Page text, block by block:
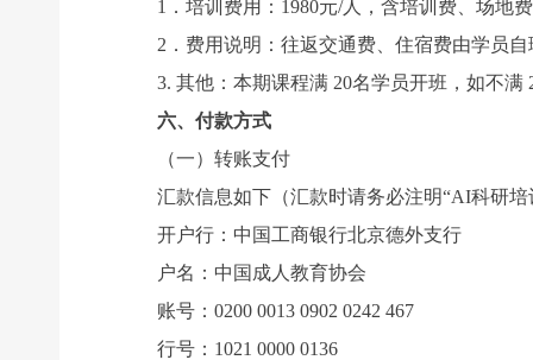
1．培训费用：1980元/人，含培训费、场地
2．费用说明：往返交通费、住宿费由学员自
3. 其他：本期课程满 20名学员开班，如不满
六、付款方式
（一）转账支付
汇款信息如下（汇款时请务必注明“AI科研培
开户行：中国工商银行北京德外支行
户名：中国成人教育协会
账号：0200 0013 0902 0242 467
行号：1021 0000 0136